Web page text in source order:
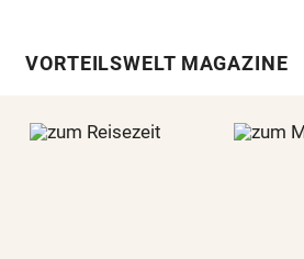
VORTEILSWELT MAGAZINE